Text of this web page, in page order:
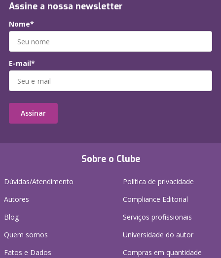
Sobre o Clube
Dúvidas/Atendimento
Autores
Blog
Quem somos
Fatos e Dados
Política de privacidade
Compliance Editorial
Serviços profissionais
Universidade do autor
Compras em quantidade
Assine a nossa newsletter
Nome*
E-mail*
Assinar